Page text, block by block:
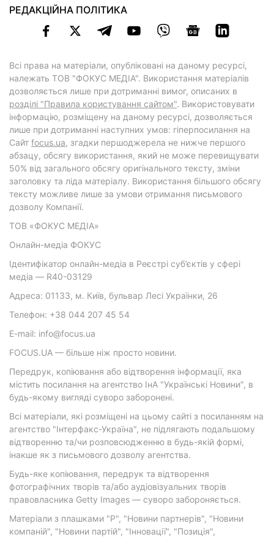
РЕДАКЦІЙНА ПОЛІТИКА
Всі права на матеріали, опубліковані на даному ресурсі,
належать ТОВ "ФОКУС МЕДІА". Використання матеріалів
дозволяється лише при дотриманні вимог, описаних в
розділі "Правила користування сайтом". Використовувати
інформацію, розміщену на даному ресурсі, дозволяється
лише при дотриманні наступних умов: гіперпосилання на
Cайт focus.ua, згадки першоджерела не нижче першого
абзацу, обсягу використання, який не може перевищувати
50% від загального обсягу оригінального тексту, зміни
заголовку та ліда матеріалу. Використання більшого обсягу
тексту можливе лише за умови отримання письмового
дозволу Компанії.
ТОВ «ФОКУС МЕДІА»
Онлайн-медіа ФОКУС
Ідентифікатор онлайн-медіа в Реєстрі суб’єктів у сфері
медіа — R40-03129
Адреса: 01133, м. Київ, бульвар Лесі Українки, 26
Телефон: +38 044 207 45 54
E-mail: info@focus.ua
FOCUS.UA — більше ніж просто новини.
Передрук, копіювання або відтворення інформації, яка
містить посилання на агентство ІнА "Українські Новини", в
будь-якому вигляді суворо заборонені.
Всі матеріали, які розміщені на цьому сайті з посиланням на
агентство "Інтерфакс-Україна", не підлягають подальшому
відтворенню та/чи розповсюдженню в будь-якій формі,
інакше як з письмового дозволу агентства.
Будь-яке копіювання, передрук та відтворення
фотографічних творів та/або аудіовізуальних творів
правовласника Getty Images — суворо забороняється.
Матеріали з плашками "Р", "Новини партнерів", "Новини
компаній", "Новини партій", "Інновації", "Позиція",